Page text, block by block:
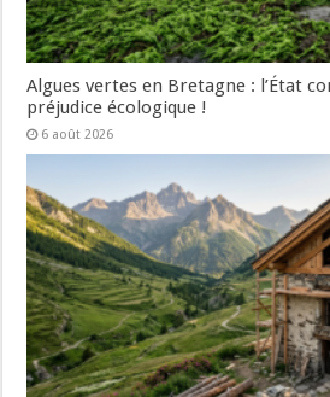
Algues vertes en Bretagne : l’État
préjudice écologique !
6 août 2026